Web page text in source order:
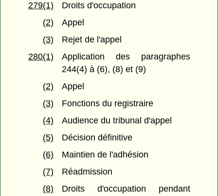
279(1)
Droits d'occupation
(2)
Appel
(3)
Rejet de l'appel
280(1)
Application des paragraphes
244(4) à (6), (8) et (9)
(2)
Appel
(3)
Fonctions du registraire
(4)
Audience du tribunal d'appel
(5)
Décision définitive
(6)
Maintien de l'adhésion
(7)
Réadmission
(8)
Droits d'occupation pendant